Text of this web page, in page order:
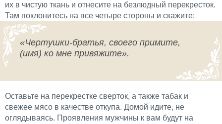
их в чистую ткань и отнесите на безлюдный перекресток.
Там поклонитесь на все четыре стороны и скажите:
«Чертушки-братья, своего примите,
(имя) ко мне привяжите».
Оставьте на перекрестке сверток, а также табак и
свежее мясо в качестве откупа. Домой идите, не
оглядываясь. Проявления мужчины к вам будут на